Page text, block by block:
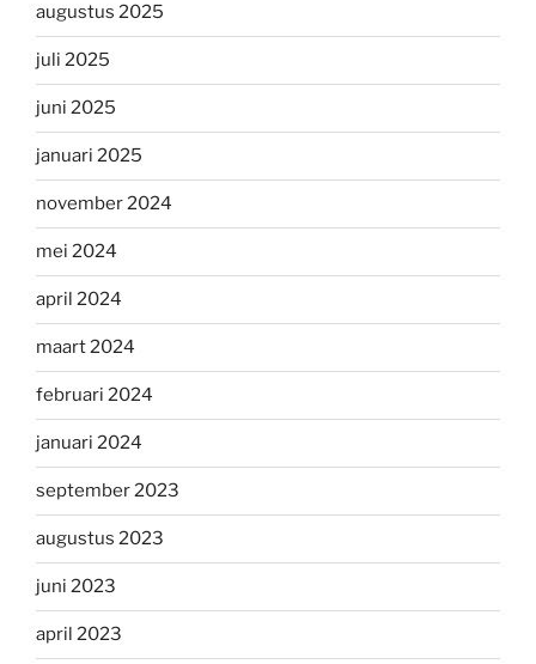
augustus 2025
juli 2025
juni 2025
januari 2025
november 2024
mei 2024
april 2024
maart 2024
februari 2024
januari 2024
september 2023
augustus 2023
juni 2023
april 2023